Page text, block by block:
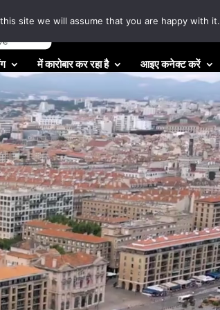
में कारोबार कर रहा है आइए कनेक्ट करें
site we will assume that you are happy with it.